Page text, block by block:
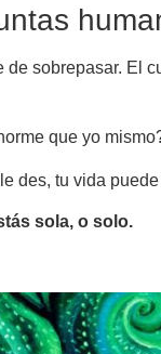
sobrepasar.
que yo
des, tu vida
sola, o solo.